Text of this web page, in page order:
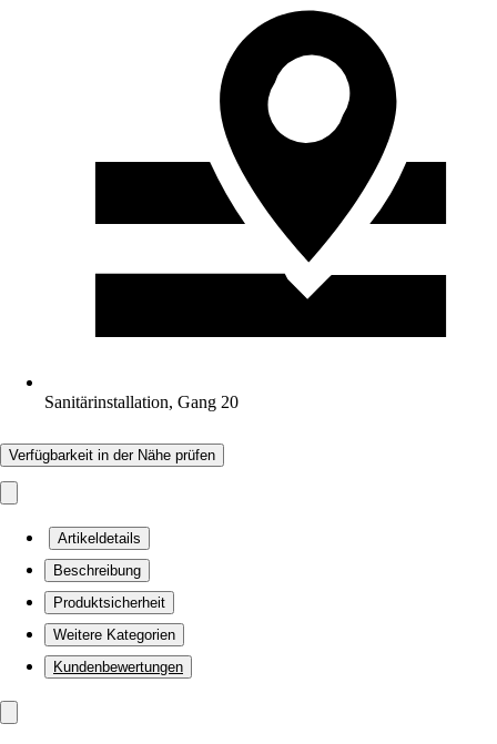
Sanitärinstallation, Gang 20
Verfügbarkeit in der Nähe prüfen
Artikeldetails
Beschreibung
Produktsicherheit
Weitere Kategorien
Kundenbewertungen